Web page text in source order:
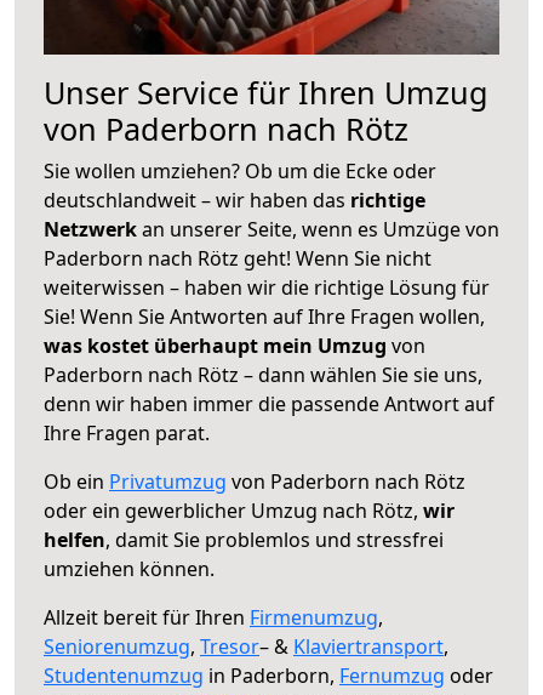
Unser Service für Ihren Umzug
von Paderborn nach Rötz
Sie wollen umziehen? Ob um die Ecke oder
deutschlandweit – wir haben das richtige
Netzwerkan unserer Seite, wenn es Umzüge von
Paderborn nach Rötz geht! Wenn Sie nicht
weiterwissen – haben wir die richtige Lösung für
Sie! Wenn Sie Antworten auf Ihre Fragen wollen,
was kostet überhaupt mein Umzug von
Paderborn nach Rötz – dann wählen Sie sie uns,
denn wir haben immer die passende Antwort auf
Ihre Fragen parat.
Ob ein Privatumzug von Paderborn nach Rötz
oder ein gewerblicher Umzug nach Rötz, wir
helfen, damit Sie problemlos und stressfrei
umziehen können.
Allzeit bereit für Ihren Firmenumzug,
Seniorenumzug, Tresor– & Klaviertransport,
Studentenumzug in Paderborn, Fernumzug oder